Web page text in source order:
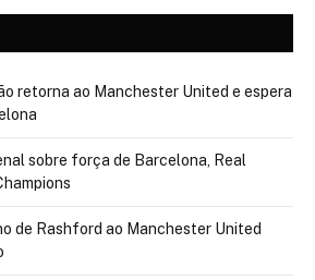
retorna ao Manchester United e espera
sobre força de Barcelona, Real
de Rashford ao Manchester United